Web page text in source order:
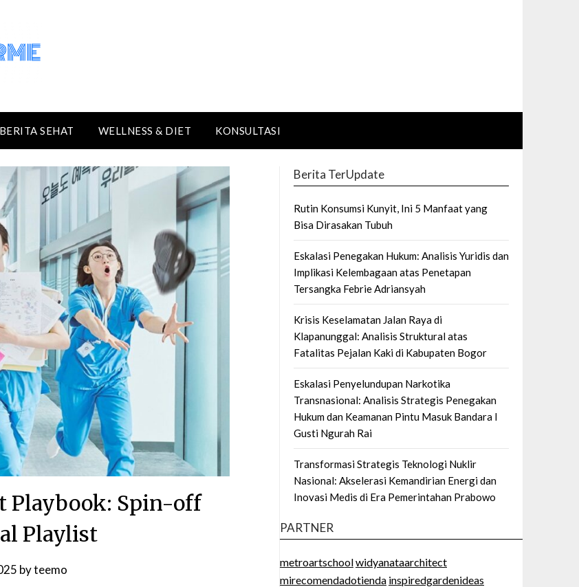
BERITA SEHAT WELLNESS & DIET KONSULTASI
Playbook: Spin-off
Playlist
byteemo
Berita TerUpdate
Rutin Konsumsi Kunyit, Ini 5 Manfaat yang
Bisa Dirasakan Tubuh
Eskalasi Penegakan Hukum: Analisis Yuridis dan
Implikasi Kelembagaan atas Penetapan
Tersangka Febrie Adriansyah
Krisis Keselamatan Jalan Raya di
Klapanunggal: Analisis Struktural atas
Fatalitas Pejalan Kaki di Kabupaten Bogor
Eskalasi Penyelundupan Narkotika
Transnasional: Analisis Strategis Penegakan
Hukum dan Keamanan Pintu Masuk Bandara I
Gusti Ngurah Rai
Transformasi Strategis Teknologi Nuklir
Nasional: Akselerasi Kemandirian Energi dan
Inovasi Medis di Era Pemerintahan Prabowo
PARTNER
metroartschoolwidyanataarchitect
mirecomendadotienda inspiredgardenideas